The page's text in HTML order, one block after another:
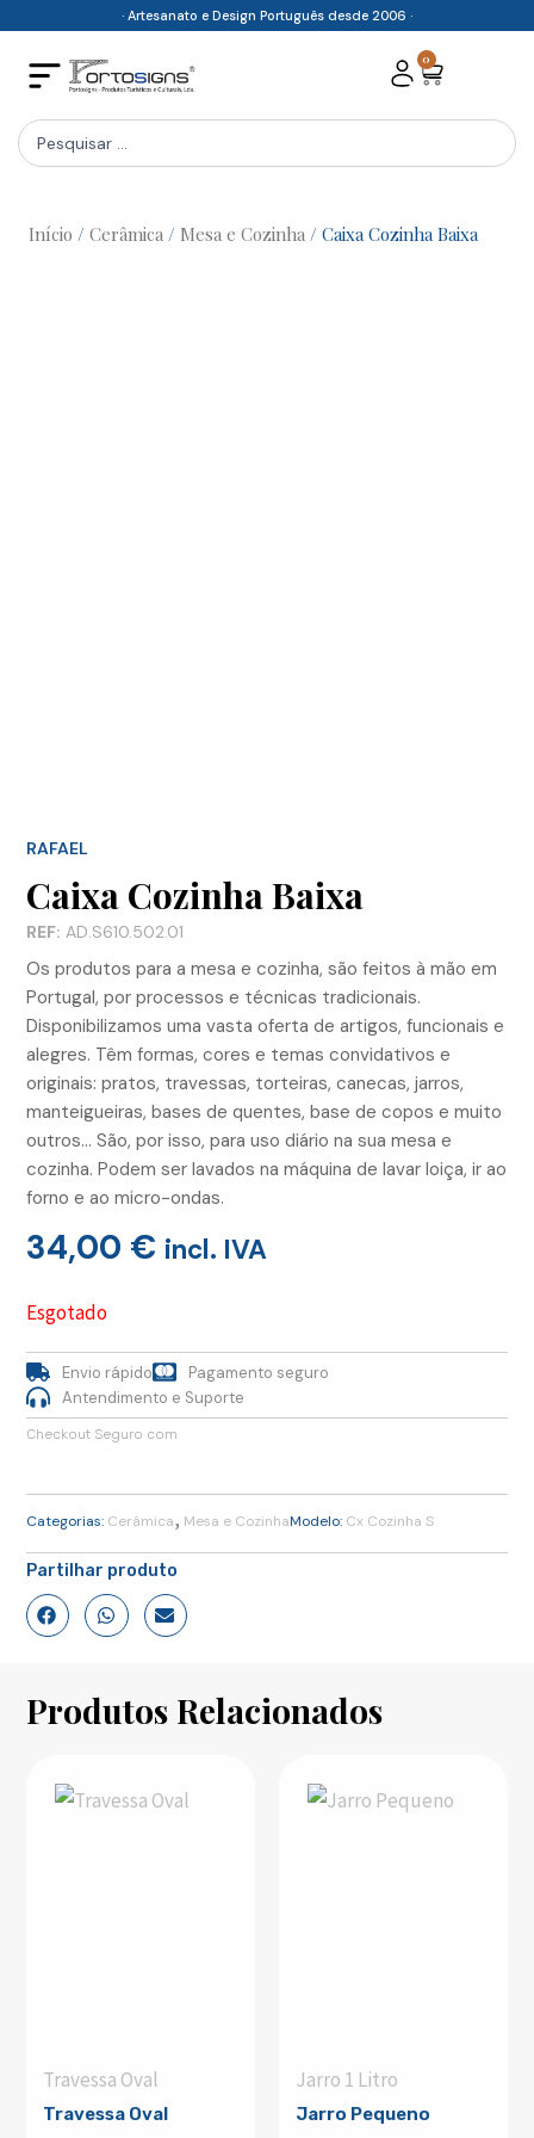
content
· Artesanato e Design Português desde 2006 ·
0
Cart
Search
...
Início / Cerâmica / Mesa e Cozinha / Caixa Cozinha Baixa
RAFAEL
Caixa Cozinha Baixa
REF: AD.S610.502.01
Os produtos para a mesa e cozinha, são feitos à mão em
Portugal, por processos e técnicas tradicionais.
Disponibilizamos uma vasta oferta de artigos, funcionais e
alegres. Têm formas, cores e temas convidativos e
originais: pratos, travessas, torteiras, canecas, jarros,
manteigueiras, bases de quentes, base de copos e muito
outros… São, por isso, para uso diário na sua mesa e
cozinha. Podem ser lavados na máquina de lavar loiça, ir ao
forno e ao micro-ondas.
34,00 € incl. IVA
Esgotado
Envio rápido
Pagamento seguro
Antendimento e Suporte
Checkout Seguro com
Categorias: Cerâmica, Mesa e CozinhaModelo: Cx Cozinha S
Partilhar produto
Produtos Relacionados
Travessa Oval
Travessa Oval
Jarro 1 Litro
Jarro Pequeno